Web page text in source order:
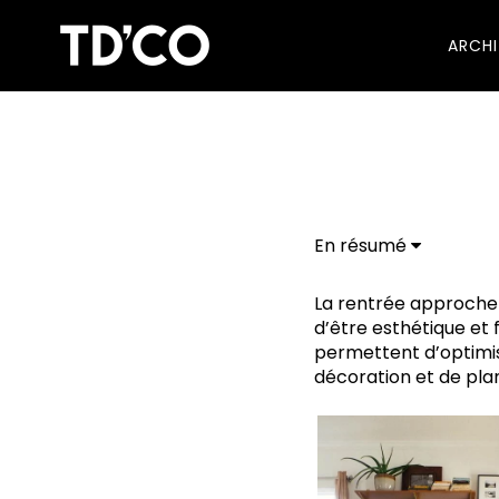
En résumé
La rentrée
d’être esthétique et
permettent
décoration et de